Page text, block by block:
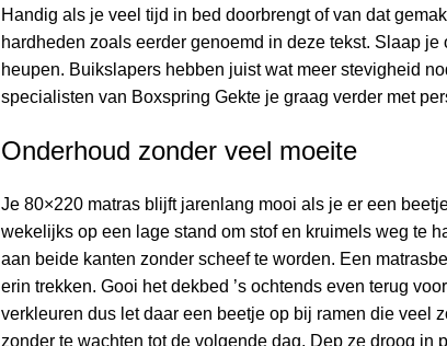
Handig als je veel tijd in bed doorbrengt of van dat
hardheden zoals eerder genoemd in deze tekst. Slaap
heupen. Buikslapers hebben juist wat meer stevigheid
specialisten van Boxspring Gekte je graag verder met
Onderhoud zonder veel moeite
Je 80×220 matras blijft jarenlang mooi als je er een
wekelijks op een lage stand om stof en kruimels weg te
aan beide kanten zonder scheef te worden. Een
erin trekken. Gooi het dekbed ’s ochtends even terug
verkleuren dus let daar een beetje op bij ramen die veel
zonder te wachten tot de volgende dag. Dep ze droog in